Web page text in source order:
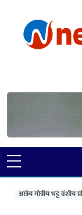
आत्रेय गोत्रीय भट्ट वंशीय